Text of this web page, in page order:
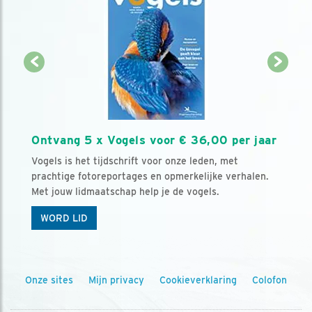
Ontvang 5 x Vogels voor € 36,00 per jaar
Vogels is het tijdschrift voor onze leden, met
prachtige fotoreportages en opmerkelijke verhalen.
Met jouw lidmaatschap help je de vogels.
WORD LID
Onze sites Mijn privacy Cookieverklaring Colofon